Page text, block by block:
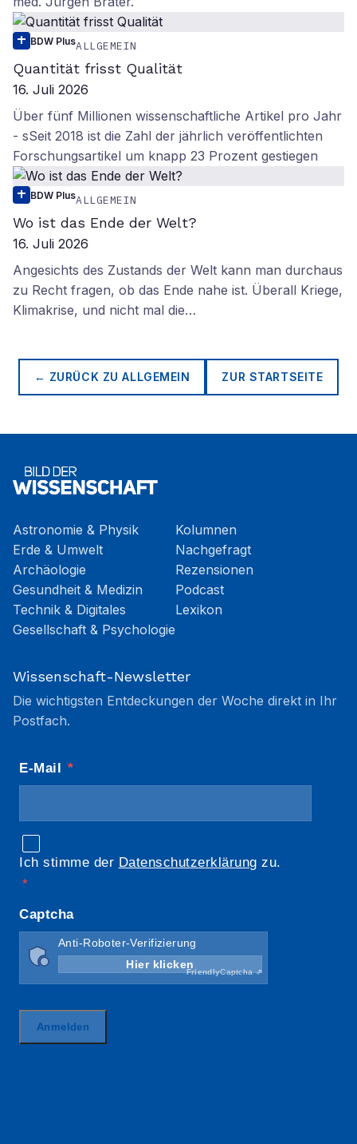
BDW PlusALLGEMEIN
Quantität frisst Qualität
16. Juli 2026
Über fünf Millionen wissenschaftliche Artikel pro Jahr
- sSeit 2018 ist die Zahl der jährlich veröffentlichten
Forschungsartikel um knapp 23 Prozent gestiegen
BDW PlusALLGEMEIN
Wo ist das Ende der Welt?
16. Juli 2026
Angesichts des Zustands der Welt kann man durchaus
zu Recht fragen, ob das Ende nahe ist. Überall Kriege,
Klimakrise, und nicht mal die…
← ZURÜCK ZUALLGEMEIN ZUR STARTSEITE
Astronomie & Physik
Erde & Umwelt
Archäologie
Gesundheit & Medizin
Technik & Digitales
Gesellschaft & Psychologie
Kolumnen
Nachgefragt
Rezensionen
Podcast
Lexikon
Wissenschaft-Newsletter
Die wichtigsten Entdeckungen der Woche direkt in Ihr
Postfach.